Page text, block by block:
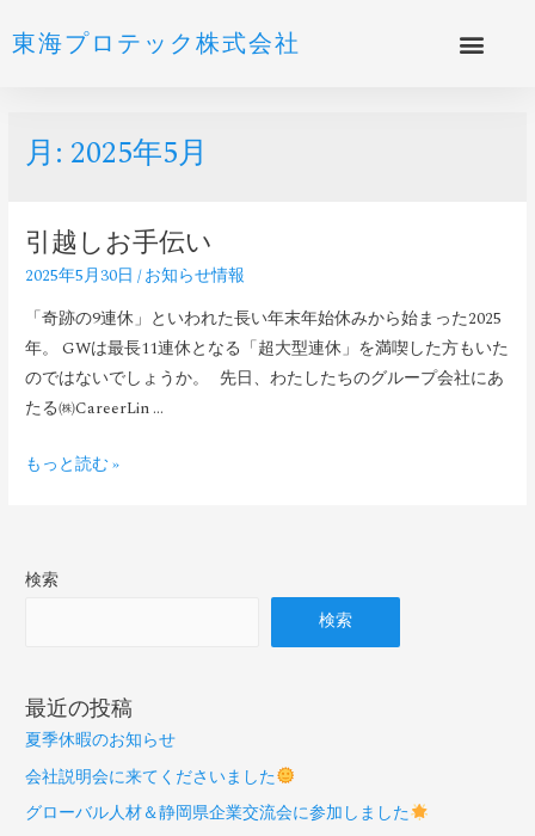
東海プロテック株式会社
月: 2025年5月
引越しお手伝い
2025年5月30日 /お知らせ情報
「奇跡の9連休」といわれた長い年末年始休みから始まった2025
年。 GWは最長11連休となる「超大型連休」を満喫した方もいた
のではないでしょうか。 先日、わたしたちのグループ会社にあ
たる㈱CareerLin …
もっと読む »
検索
検索
最近の投稿
夏季休暇のお知らせ
会社説明会に来てくださいました
グローバル人材＆静岡県企業交流会に参加しました